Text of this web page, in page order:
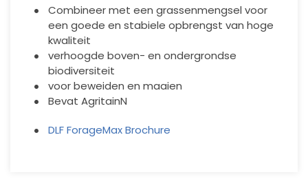
Combineer met een grassenmengsel voor
een goede en stabiele opbrengst van hoge
kwaliteit
verhoogde boven- en ondergrondse
biodiversiteit
voor beweiden en maaien
Bevat AgritainN
DLF ForageMax Brochure